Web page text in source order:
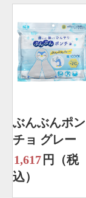
ぶんぶんポン
チョ グレー
1,617 円（税
込）